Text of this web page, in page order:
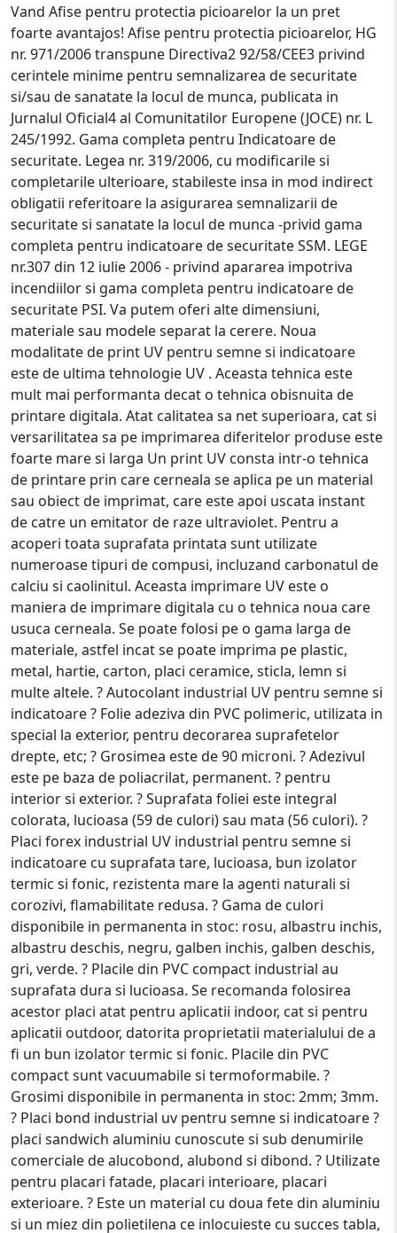
Vand Afise pentru protectia picioarelor la un pret
foarte avantajos! Afise pentru protectia picioarelor, HG
nr. 971/2006 transpune Directiva2 92/58/CEE3 privind
cerintele minime pentru semnalizarea de securitate
si/sau de sanatate la locul de munca, publicata in
Jurnalul Oficial4 al Comunitatilor Europene (JOCE) nr. L
245/1992. Gama completa pentru Indicatoare de
securitate. Legea nr. 319/2006, cu modificarile si
completarile ulterioare, stabileste insa in mod indirect
obligatii referitoare la asigurarea semnalizarii de
securitate si sanatate la locul de munca -privid gama
completa pentru indicatoare de securitate SSM. LEGE
nr.307 din 12 iulie 2006 - privind apararea impotriva
incendiilor si gama completa pentru indicatoare de
securitate PSI. Va putem oferi alte dimensiuni,
materiale sau modele separat la cerere. Noua
modalitate de print UV pentru semne si indicatoare
este de ultima tehnologie UV . Aceasta tehnica este
mult mai performanta decat o tehnica obisnuita de
printare digitala. Atat calitatea sa net superioara, cat si
versarilitatea sa pe imprimarea diferitelor produse este
foarte mare si larga Un print UV consta intr-o tehnica
de printare prin care cerneala se aplica pe un material
sau obiect de imprimat, care este apoi uscata instant
de catre un emitator de raze ultraviolet. Pentru a
acoperi toata suprafata printata sunt utilizate
numeroase tipuri de compusi, incluzand carbonatul de
calciu si caolinitul. Aceasta imprimare UV este o
maniera de imprimare digitala cu o tehnica noua care
usuca cerneala. Se poate folosi pe o gama larga de
materiale, astfel incat se poate imprima pe plastic,
metal, hartie, carton, placi ceramice, sticla, lemn si
multe altele. ? Autocolant industrial UV pentru semne si
indicatoare ? Folie adeziva din PVC polimeric, utilizata in
special la exterior, pentru decorarea suprafetelor
drepte, etc; ? Grosimea este de 90 microni. ? Adezivul
este pe baza de poliacrilat, permanent. ? pentru
interior si exterior. ? Suprafata foliei este integral
colorata, lucioasa (59 de culori) sau mata (56 culori). ?
Placi forex industrial UV industrial pentru semne si
indicatoare cu suprafata tare, lucioasa, bun izolator
termic si fonic, rezistenta mare la agenti naturali si
corozivi, flamabilitate redusa. ? Gama de culori
disponibile in permanenta in stoc: rosu, albastru inchis,
albastru deschis, negru, galben inchis, galben deschis,
gri, verde. ? Placile din PVC compact industrial au
suprafata dura si lucioasa. Se recomanda folosirea
acestor placi atat pentru aplicatii indoor, cat si pentru
aplicatii outdoor, datorita proprietatii materialului de a
fi un bun izolator termic si fonic. Placile din PVC
compact sunt vacuumabile si termoformabile. ?
Grosimi disponibile in permanenta in stoc: 2mm; 3mm.
? Placi bond industrial uv pentru semne si indicatoare ?
placi sandwich aluminiu cunoscute si sub denumirile
comerciale de alucobond, alubond si dibond. ? Utilizate
pentru placari fatade, placari interioare, placari
exterioare. ? Este un material cu doua fete din aluminiu
si un miez din polietilena ce inlocuieste cu succes tabla,